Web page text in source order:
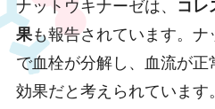
ナットウキナーゼは、
コレ
果も報告されています。ナ
で血栓が分解し、血流が
効果だと考えられています